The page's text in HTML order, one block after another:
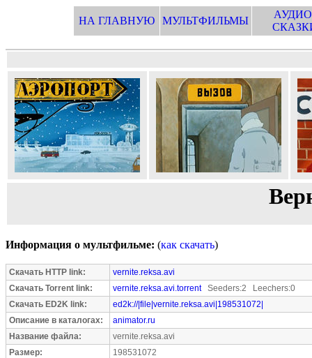
НА ГЛАВНУЮ МУЛЬТФИЛЬМЫ
Информация о мультфильме: (как скачать)
Скачать HTTP link:
vernite.reksa.avi
Скачать Torrent link:
vernite.reksa.avi.torrentSeeders:2 Leechers:0
Скачать ED2K link:
ed2k://|file|vernite.reksa.avi|198531072|
Описание в каталогах:
animator.ru
Название файла:
vernite.reksa.avi
Размер:
198531072